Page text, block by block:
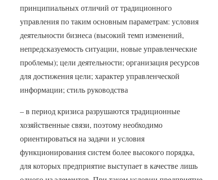
принципиальных отличий от традиционного
управления по таким основным параметрам: условия
деятельности бизнеса (высокий темп изменений,
непредсказуемость ситуации, новые управленческие
проблемы); цели деятельности; организация ресурсов
для достижения цели; характер управленческой
информации; стиль руководства
– в период кризиса разрушаются традиционные
хозяйственные связи, поэтому необходимо
ориентироваться на задачи и условия
функционирования систем более высокого порядка,
для которых предприятие выступает в качестве лишь